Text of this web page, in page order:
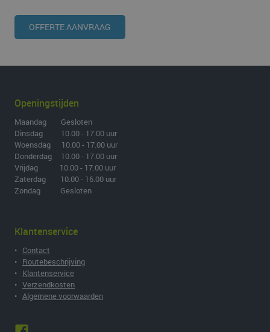
OFFERTE AANVRAAG
Openingstijden
Maandag Gesloten
Dinsdag 10.00 - 17.00 uur
Woensdag 10.00 - 17.00 uur
Donderdag 10.00 - 17.00 uur
Vrijdag 10.00 - 17.00 uur
Zaterdag 10.00 - 16.00 uur
Zondag Gesloten
Klantenservice
• Contact
• Routebeschrijving
• Klantenservice
• Verzendkosten
• Algemene voorwaarden